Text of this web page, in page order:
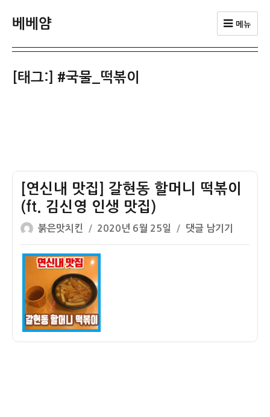
베베얌 메뉴
[태그:] #국물_떡볶이
[연신내 맛집] 갈현동 할머니 떡볶이
(ft. 김신영 인생 맛집)
글
쓴
이
붉은맛치킨
작
성
일
2020년 6월 25일
[연
신
댓글 남기기